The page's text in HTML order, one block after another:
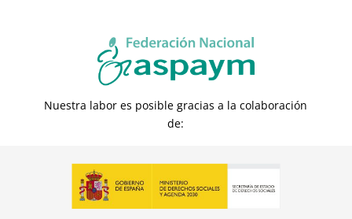
Nuestra labor es posible gracias a la colaboración
de: